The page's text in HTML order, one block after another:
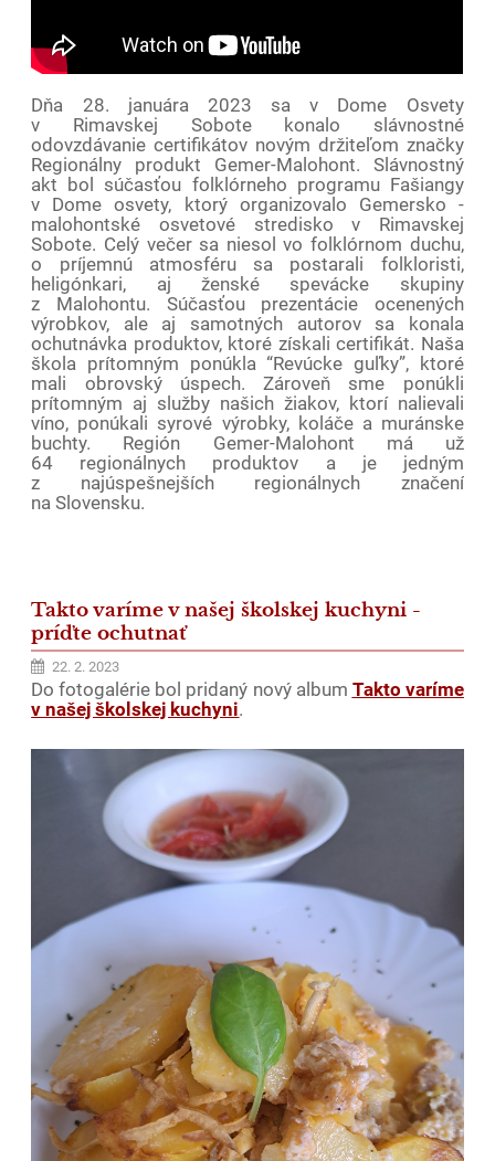
Dňa 28. januára 2023 sa v Dome Osvety
v Rimavskej Sobote konalo slávnostné
odovzdávanie certifikátov novým držiteľom značky
Regionálny produkt Gemer-Malohont. Slávnostný
akt bol súčasťou folklórneho programu Fašiangy
v Dome osvety, ktorý organizovalo Gemersko -
malohontské osvetové stredisko v Rimavskej
Sobote. Celý večer sa niesol vo folklórnom duchu,
o príjemnú atmosféru sa postarali folkloristi,
heligónkari, aj ženské spevácke skupiny
z Malohontu. Súčasťou prezentácie ocenených
výrobkov, ale aj samotných autorov sa konala
ochutnávka produktov, ktoré získali certifikát. Naša
škola prítomným ponúkla “Revúcke guľky”, ktoré
mali obrovský úspech. Zároveň sme ponúkli
prítomným aj služby našich žiakov, ktorí nalievali
víno, ponúkali syrové výrobky, koláče a muránske
buchty. Región Gemer-Malohont má už
64 regionálnych produktov a je jedným
z najúspešnejších regionálnych značení
na Slovensku.
Takto varíme v našej školskej kuchyni -
príďte ochutnať
22. 2. 2023
Do fotogalérie bol pridaný nový album Takto varíme
v našej školskej kuchyni.